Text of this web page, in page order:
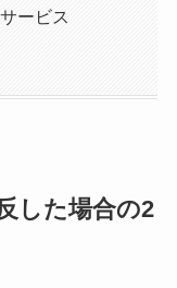
ービス
した場合の2